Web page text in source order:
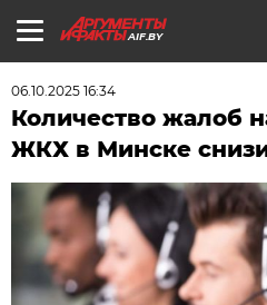
AIF.BY
06.10.2025 16:34
Количество жалоб
ЖКХ в Минске